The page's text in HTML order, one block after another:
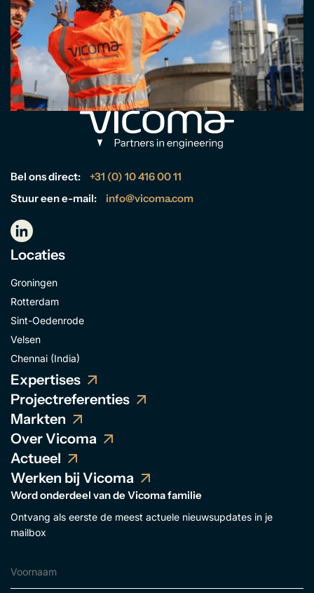
Bel ons direct:
+31 (0) 10 416 00 11
Stuur een e-mail:
info@vicoma.com
Locaties
Groningen
Rotterdam
Sint-Oedenrode
Velsen
Chennai (India)
Expertises
Projectreferenties
Markten
Over Vicoma
Actueel
Werken bij Vicoma
Word onderdeel van de Vicoma familie
Ontvang als eerste de meest actuele nieuwsupdates in je
mailbox